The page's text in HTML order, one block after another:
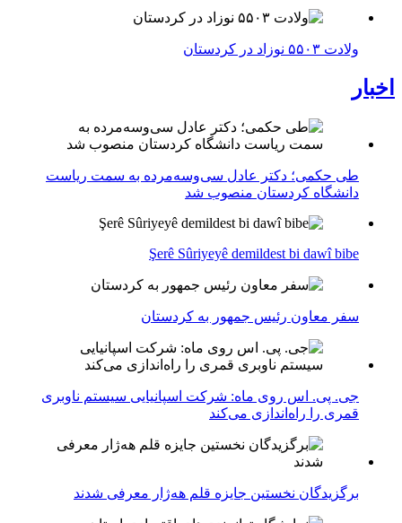
ولادت ۵۵۰۳ نوزاد در کردستان
اخبار
طی حکمی؛ دکتر عادل سی‌وسه‌مرده به سمت ریاست
دانشگاه کردستان منصوب شد
Şerê Sûriyeyê demildest bi dawî bibe
سفر معاون رئیس جمهور به کردستان
جی. پی. اس روی ماه: شرکت اسپانیایی سیستم ناوبری
قمری را راه‌اندازی می‌کند
برگزیدگان نخستین جایزه قلم هه‌ژار معرفی شدند